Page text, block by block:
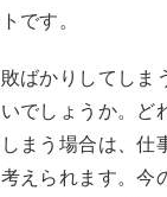
です。
ばかりしてしま
でしょうか。ど
まう場合は、仕
えられます。今